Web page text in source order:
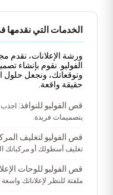
الخدمات التي
ورشة الإعلانات،
الفوليو. نقوم بإنشاء
وتوقعاتك، ونجعل حلول
حقيقة واقعة.
قص الفوليو للنوافذ:
بتصميمات فريدة.
قص الفوليو لتغليف
تغليف أسطولك أو مركباتك
قص الفوليو للوحات
ملفتة للنظر لإعلاناتك